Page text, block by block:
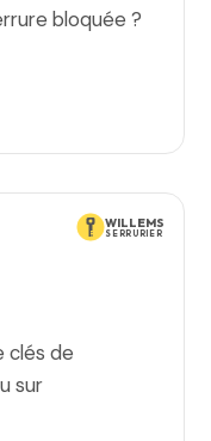
bloquée ?
WILLEMS
SERRURIER
clés de
sur